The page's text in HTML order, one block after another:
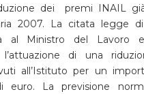
dei premi INAIL
2007. La citata legge
al Ministro del Lavoro
l’attuazione di una
all’Istituto per un
euro. La previsione